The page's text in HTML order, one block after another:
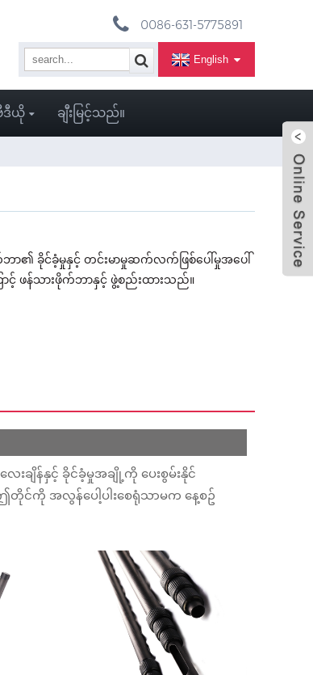
0086-631-5775891
English
ဒီယို ချီးမြင့်သည်။
င်ခံ့မှုနှင့် တင်းမာမှုဆက်လက်ဖြစ်ပေါ်မှုအပေါ်
င့် ဖန်သားဖိုက်ဘာနှင့် ဖွဲ့စည်းထားသည်။
လေးချိန်နှင့် ခိုင်ခံ့မှုအချို့ကို ပေးစွမ်းနိုင်
ဤတိုင်ကို အလွန်ပေါ့ပါးစေရုံသာမက နေ့စဥ်